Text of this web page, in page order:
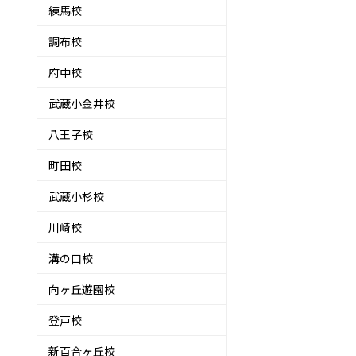
練馬校
調布校
府中校
武蔵小金井校
八王子校
町田校
武蔵小杉校
川崎校
溝の口校
向ヶ丘遊園校
登戸校
新百合ヶ丘校